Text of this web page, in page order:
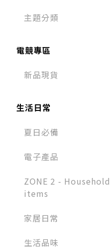
主題分類
電競專區
新品現貨
生活日常
夏日必備
電子產品
ZONE 2 - Household
items
家居日常
生活品味